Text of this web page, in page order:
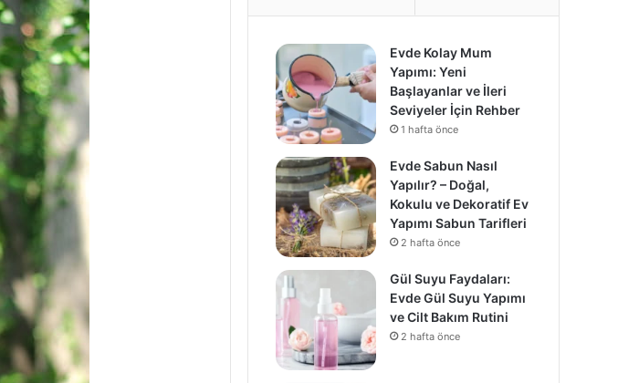
Evde Kolay Mum
Yapımı: Yeni
Başlayanlar ve İleri
Seviyeler İçin Rehber
1 hafta önce
Evde Sabun Nasıl
Yapılır? – Doğal,
Kokulu ve Dekoratif Ev
Yapımı Sabun Tarifleri
2 hafta önce
Gül Suyu Faydaları:
Evde Gül Suyu Yapımı
ve Cilt Bakım Rutini
2 hafta önce